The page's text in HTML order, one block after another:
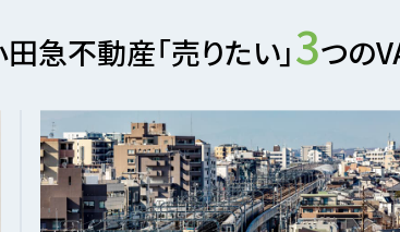
急不動産「売りたい」3つの